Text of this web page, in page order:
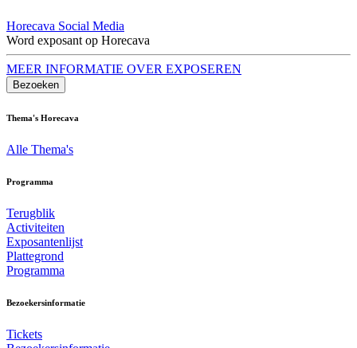
Horecava Social Media
Word exposant op Horecava
MEER INFORMATIE OVER EXPOSEREN
Bezoeken
Thema's Horecava
Alle Thema's
Programma
Terugblik
Activiteiten
Exposantenlijst
Plattegrond
Programma
Bezoekersinformatie
Tickets